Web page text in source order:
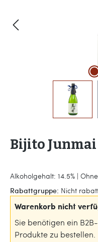
Bijito
Alkoholgehalt: 14.5% |
Rabattgruppe: Nicht
Warenkorb nicht
Sie benötigen ein
Produkte zu bestellen.